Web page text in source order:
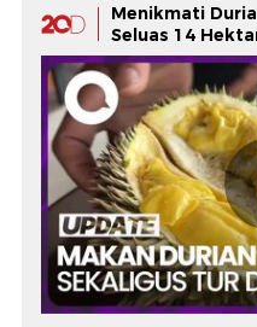
Menikmati
Seluas 14